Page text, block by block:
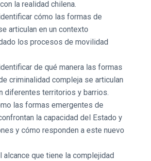
la realidad chilena.
cómo las formas de
articulan en un contexto
los procesos de movilidad
de qué manera las formas
criminalidad compleja se articulan
diferentes territorios y barrios.
las formas emergentes de
la capacidad del Estado y
y cómo responden a este nuevo
alcance que tiene la complejidad